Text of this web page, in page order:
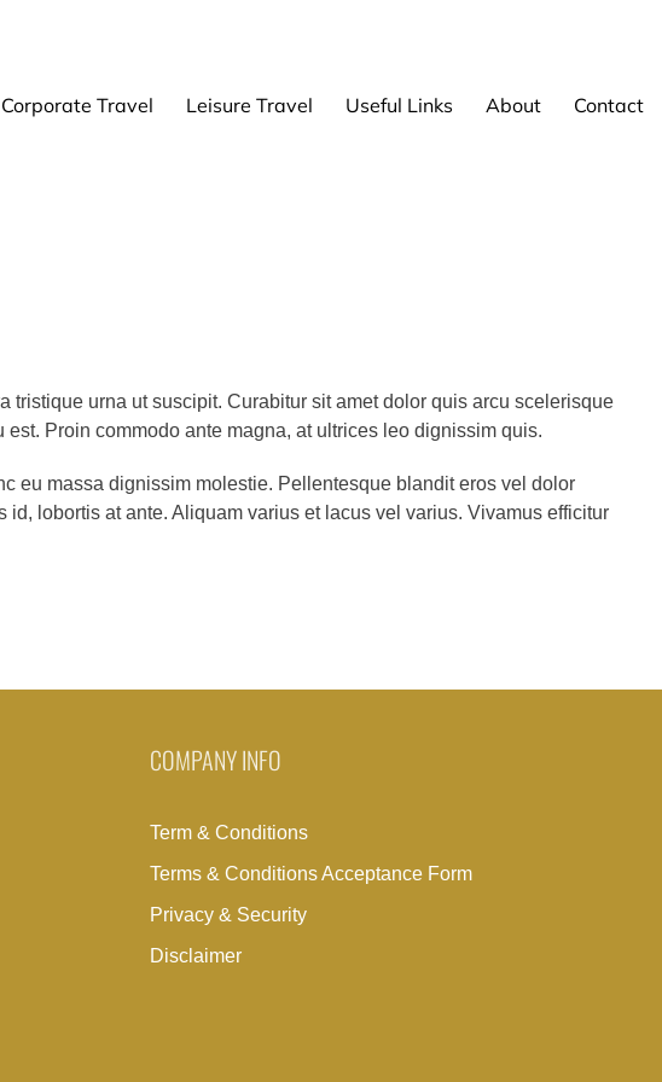
Corporate Travel Leisure Travel Useful Links About Contact
tristique urna ut suscipit. Curabitur sit amet dolor quis arcu scelerisque
Proin commodo ante magna, at ultrices leo dignissim quis.
eu massa dignissim molestie. Pellentesque blandit eros vel dolor
lobortis at ante. Aliquam varius et lacus vel varius. Vivamus efficitur
COMPANY INFO
Term & Conditions
Terms & Conditions Acceptance Form
Privacy & Security
Disclaimer